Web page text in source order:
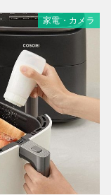
家電・カメラ